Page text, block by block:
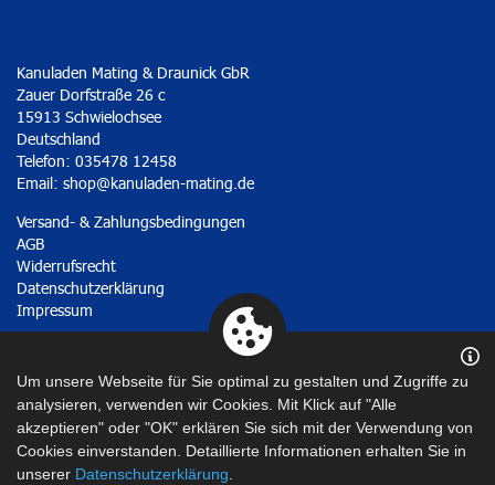
Kanuladen Mating & Draunick GbR
Zauer Dorfstraße 26 c
15913 Schwielochsee
Deutschland
Telefon: 035478 12458
Email: shop@kanuladen-mating.de
Versand- & Zahlungsbedingungen
AGB
Widerrufsrecht
Datenschutzerklärung
Impressum
Um unsere Webseite für Sie optimal zu gestalten und Zugriffe zu
analysieren, verwenden wir Cookies. Mit Klick auf "Alle
akzeptieren" oder "OK" erklären Sie sich mit der Verwendung von
Cookies einverstanden. Detaillierte Informationen erhalten Sie in
unserer Datenschutzerklärung